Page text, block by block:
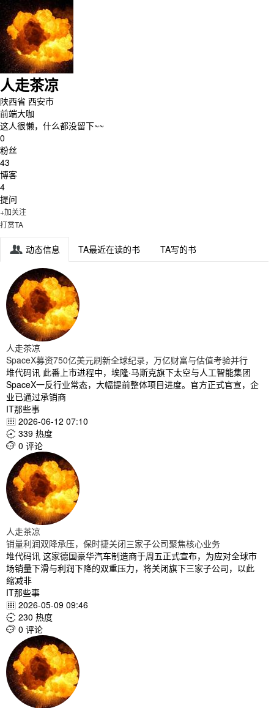
人走茶凉
陕西省 西安市
前端大咖
这人很懒，什么都没留下~~
0
粉丝
43
博客
4
提问
+加关注
打赏TA
 动态信息 TA最近在读的书 TA写的书
人走茶凉
SpaceX募资750亿美元刷新全球纪录，万亿财富与估值考验并行
堆代码讯 此番上市进程中，埃隆·马斯克旗下太空与人工智能集团
SpaceX一反行业常态，大幅提前整体项目进度。官方正式官宣，企
业已通过承销商
IT那些事
 2026-06-12 07:10
 339 热度
 0 评论
人走茶凉
销量利润双降承压，保时捷关闭三家子公司聚焦核心业务
堆代码讯 这家德国豪华汽车制造商于周五正式宣布，为应对全球市
场销量下滑与利润下降的双重压力，将关闭旗下三家子公司，以此
缩减非
IT那些事
 2026-05-09 09:46
 230 热度
 0 评论